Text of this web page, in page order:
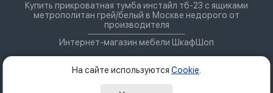
Купить прикроватная тумба инстайл тб-23 с ящиками
метрополитан грей/белый в Москве недорого от
производителя
Интернет-магазин мебели ШкафШоп
На сайте используются Cookie